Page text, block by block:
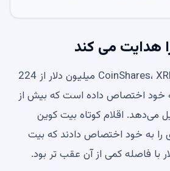
طبق داده‌های CoinShares، XRP 119.6 میلیون دلار از 224
خود اختصاص داده است که بیش از
می‌دهد. اقلام کوتاه بیت کوین
دلاری را به خود اختصاص دادند که بیت